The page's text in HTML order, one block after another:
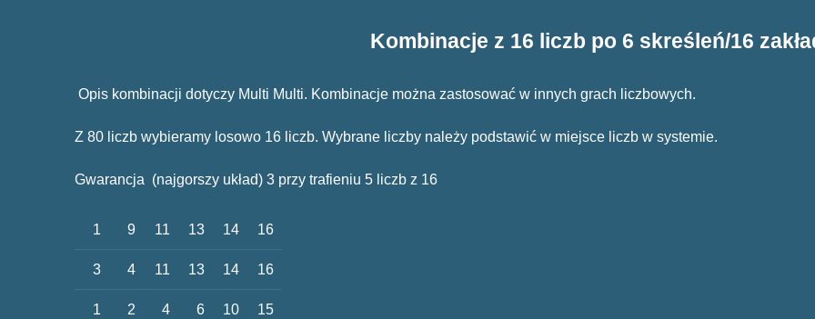
Kombinacje z 16 liczb po 6 skreśleń/16
Opis kombinacji dotyczy Multi Multi. Kombinacje można zastosować w innych grach liczbowych.
Z 80 liczb wybieramy losowo 16 liczb. Wybrane liczby należy podstawić w miejsce liczb w systemie.
Gwarancja (najgorszy układ) 3 przy trafieniu 5 liczb z 16
1 9 11 13 14 16
3 4 11 13 14 16
1 2 4 6 10 15